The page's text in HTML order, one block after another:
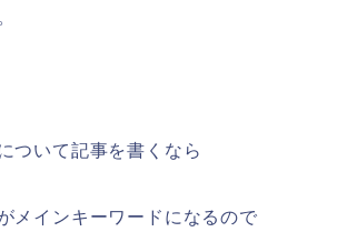
ついて記事を書くなら
メインキーワードになるので